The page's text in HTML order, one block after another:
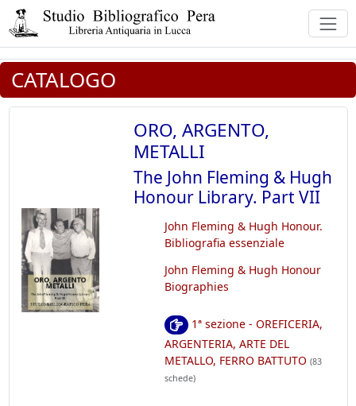
CATALOGO
ORO, ARGENTO,
METALLI
The John Fleming & Hugh
Honour Library. Part VII
John Fleming & Hugh Honour.
Bibliografia essenziale
John Fleming & Hugh Honour
Biographies
1ª sezione - OREFICERIA,
ARGENTERIA, ARTE DEL
METALLO, FERRO BATTUTO (83
schede)